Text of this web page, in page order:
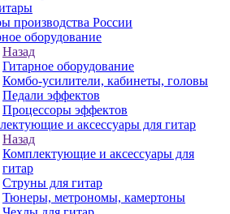
производства России
оборудование
Назад
Гитарное оборудование
Комбо-усилители, кабинеты, головы
Педали эффектов
Процессоры эффектов
и аксессуары для гитар
Назад
Комплектующие и аксессуары для
гитар
Струны для гитар
Тюнеры, метрономы, камертоны